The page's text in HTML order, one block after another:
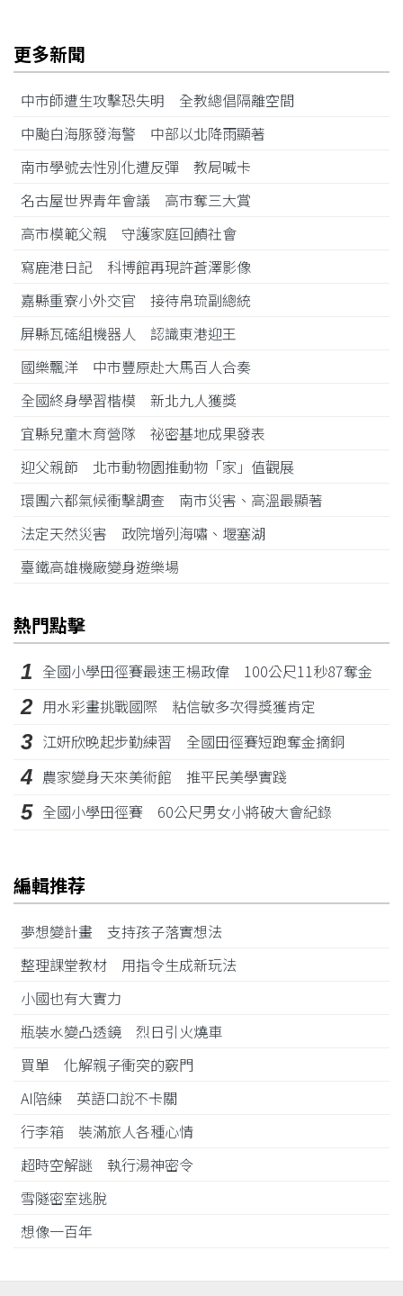
更多新聞
中市師遭生攻擊恐失明 全教總倡隔離空間
中颱白海豚發海警 中部以北降雨顯著
南市學號去性別化遭反彈 教局喊卡
名古屋世界青年會議 高市奪三大賞
高市模範父親 守護家庭回饋社會
寫鹿港日記 科博館再現許蒼澤影像
嘉縣重寮小外交官 接待帛琉副總統
屏縣瓦磘組機器人 認識東港迎王
國樂飄洋 中市豐原赴大馬百人合奏
全國終身學習楷模 新北九人獲獎
宜縣兒童木育營隊 祕密基地成果發表
迎父親節 北市動物園推動物「家」值觀展
環團六都氣候衝擊調查 南市災害、高溫最顯著
法定天然災害 政院增列海嘯、堰塞湖
臺鐵高雄機廠變身遊樂場
熱門點擊
1 全國小學田徑賽最速王楊政偉 100公尺11秒87奪金
2 用水彩畫挑戰國際 粘信敏多次得獎獲肯定
3 江姸欣晚起步勤練習 全國田徑賽短跑奪金摘銅
4 農家變身天來美術館 推平民美學實踐
5 全國小學田徑賽 60公尺男女小將破大會紀錄
編輯推荐
夢想變計畫 支持孩子落實想法
整理課堂教材 用指令生成新玩法
小國也有大實力
瓶裝水變凸透鏡 烈日引火燒車
買單 化解親子衝突的竅門
AI陪練 英語口說不卡關
行李箱 裝滿旅人各種心情
超時空解謎 執行湯神密令
雪隧密室逃脫
想像一百年